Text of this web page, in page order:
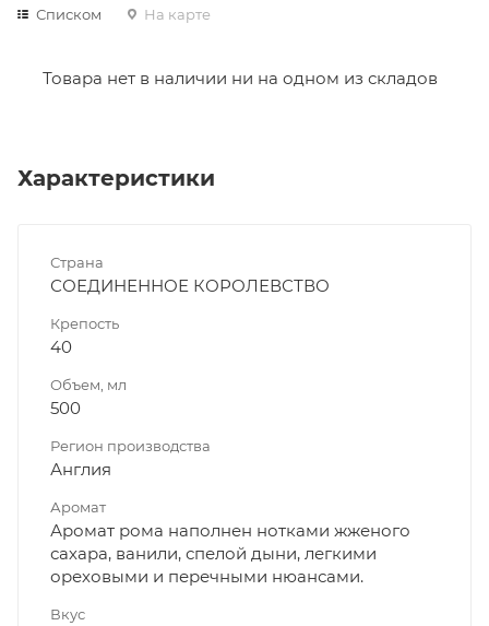
Списком На карте
Товара нет в наличии ни на одном из складов
Характеристики
Страна
СОЕДИНЕННОЕ КОРОЛЕВСТВО
Крепость
40
Объем, мл
500
Регион производства
Англия
Аромат
Аромат рома наполнен нотками жженого
сахара, ванили, спелой дыни, легкими
ореховыми и перечными нюансами.
Вкус